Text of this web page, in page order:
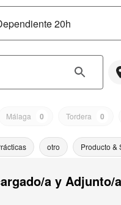
Málaga 0 Tordera 0
otro Producto &
a y Adjunto/a